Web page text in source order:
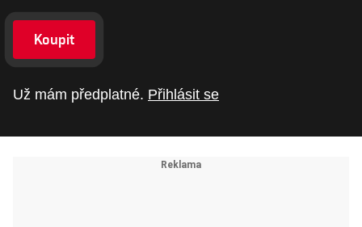
Koupit
Už mám předplatné. Přihlásit se